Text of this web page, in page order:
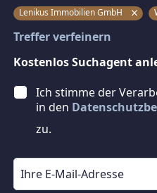
Lenikus Immobilien GmbH
Treffer verfeinern
Kostenlos Suchagent
Ich stimme der
in den
zu.